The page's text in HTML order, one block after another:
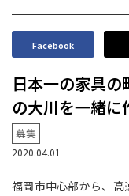
Facebook
日本一の家具
の大川を一緒に
募集
2020.04.01
福岡市中心部から、高